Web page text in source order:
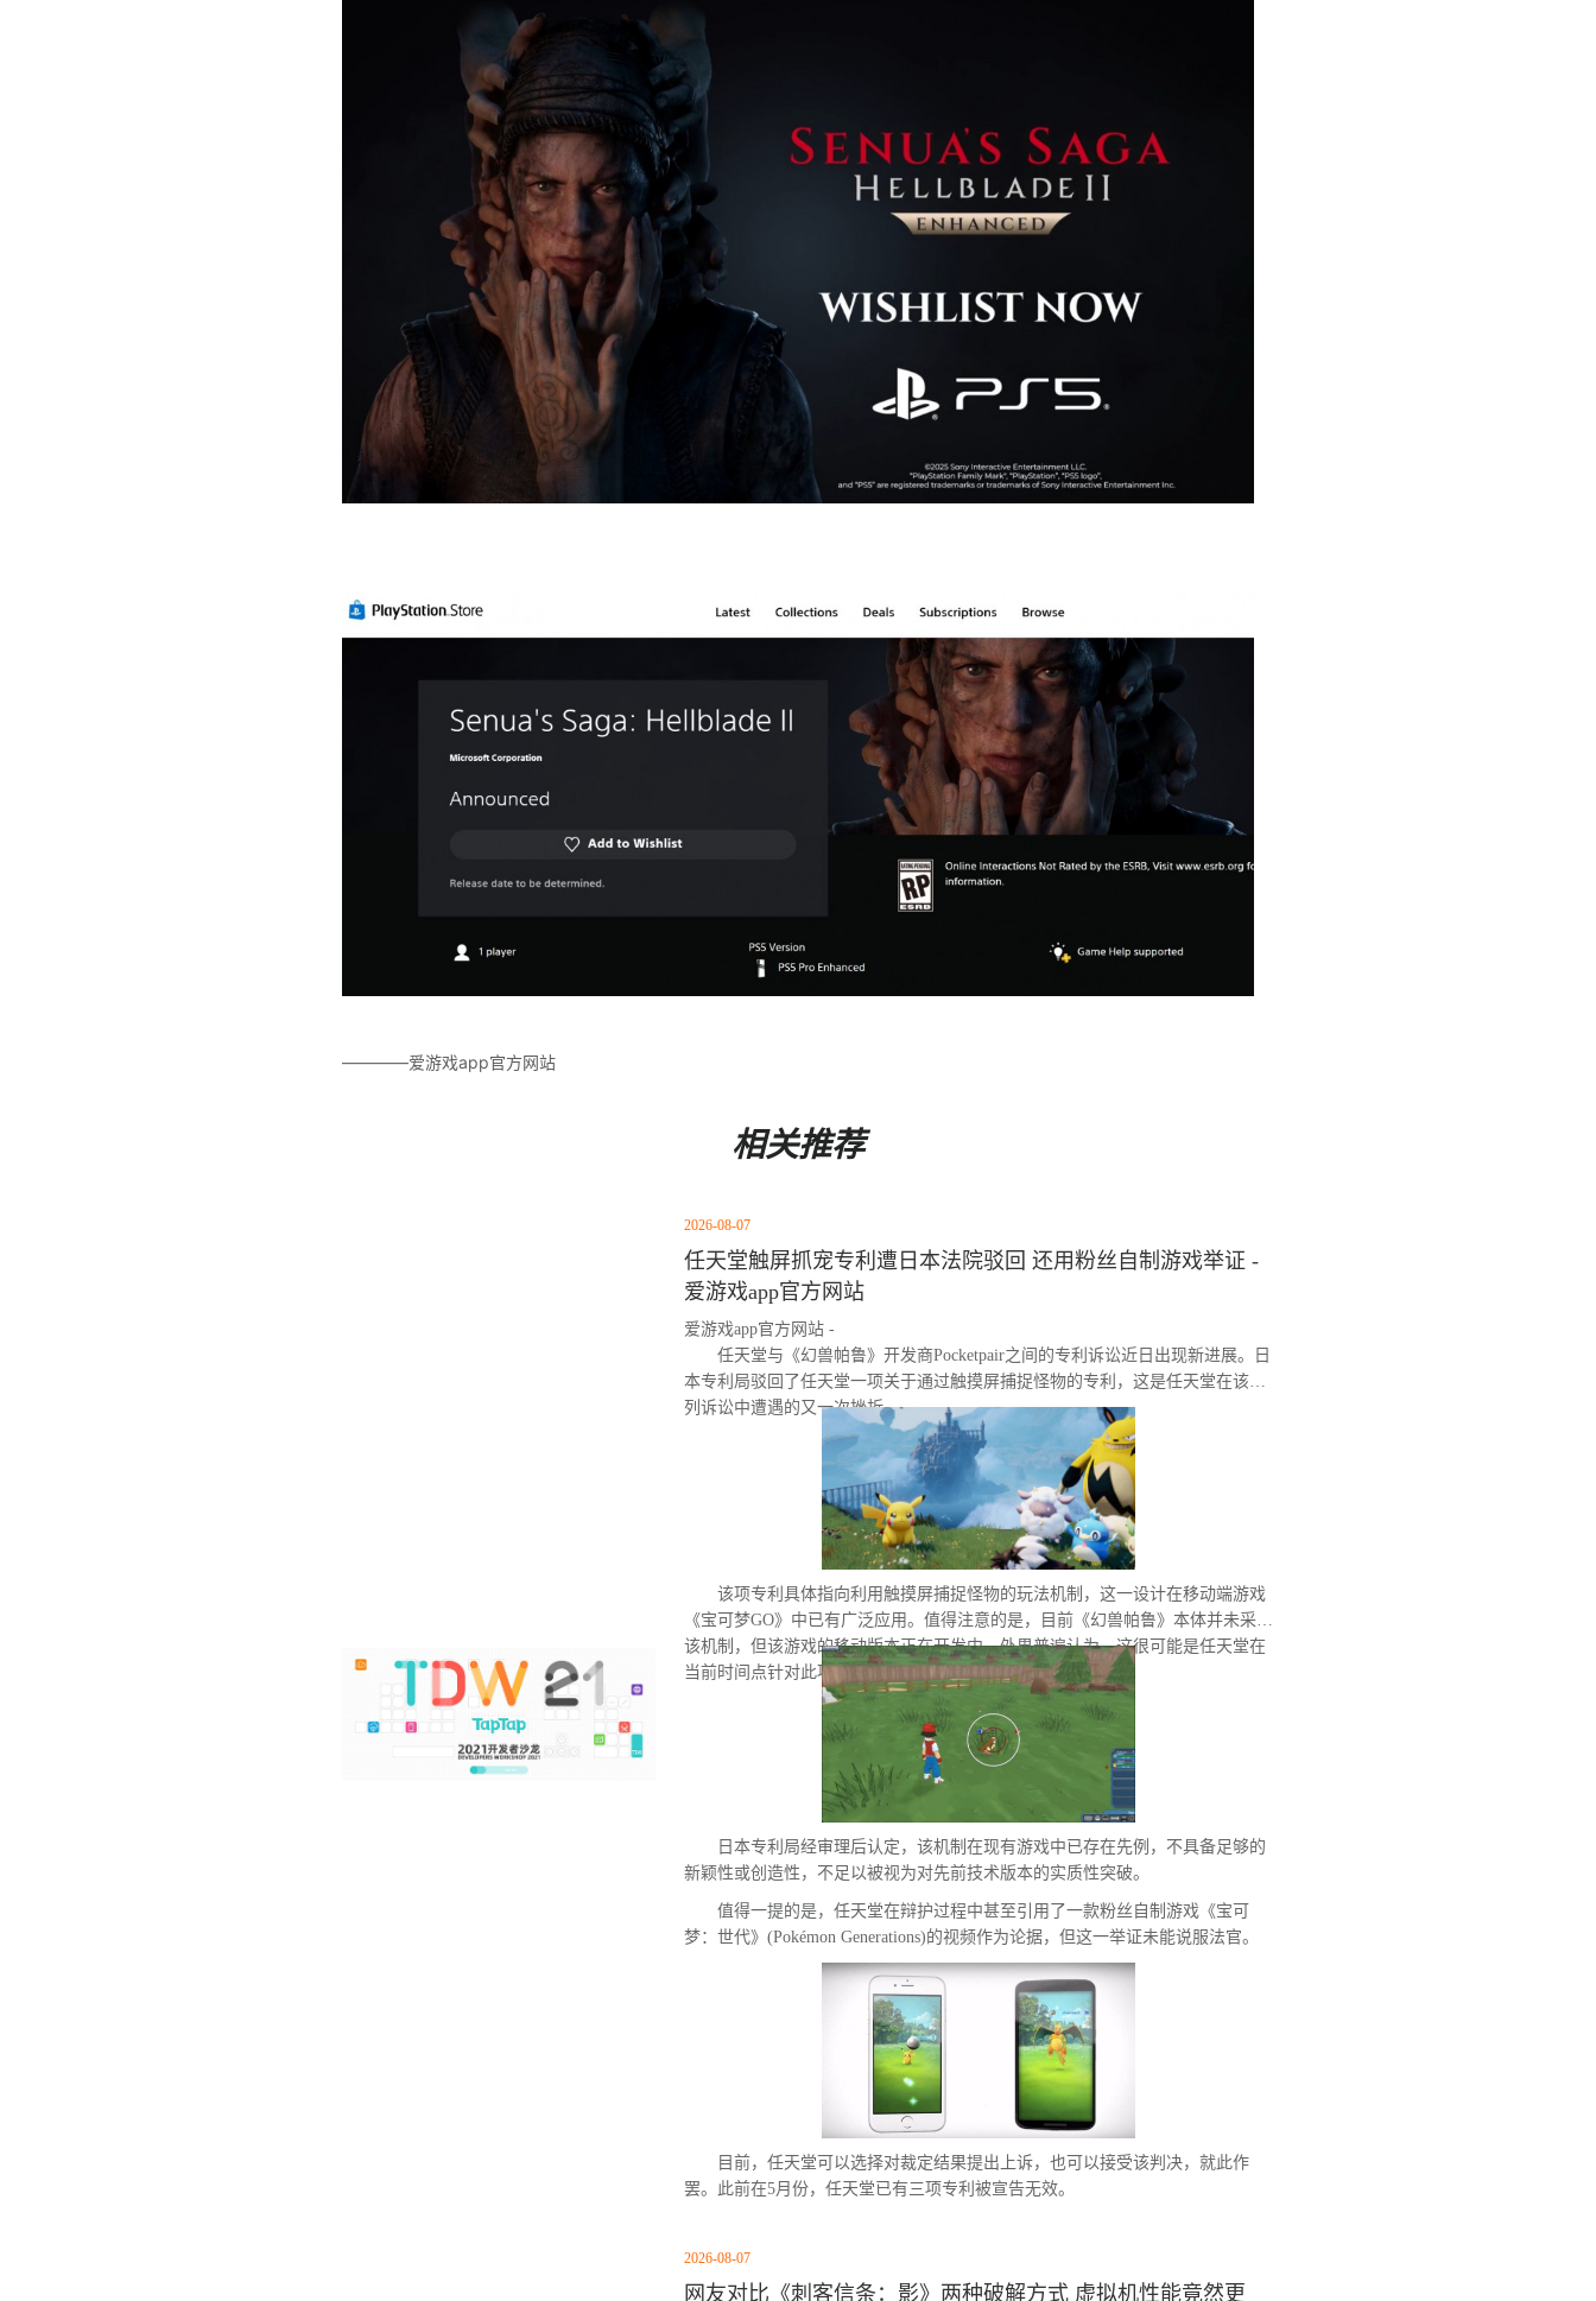
————爱游戏app官方网站
相关推荐
2026-08-07
任天堂触屏抓宠专利遭日本法院驳回 还用粉丝自制游戏举证 -
爱游戏app官方网站
爱游戏app官方网站 -
任天堂与《幻兽帕鲁》开发商Pocketpair之间的专利诉讼近日出现新进展。日
本专利局驳回了任天堂一项关于通过触摸屏捕捉怪物的专利，这是任天堂在该系
列诉讼中遭遇的又一次挫折。
该项专利具体指向利用触摸屏捕捉怪物的玩法机制，这一设计在移动端游戏
《宝可梦GO》中已有广泛应用。值得注意的是，目前《幻兽帕鲁》本体并未采用
该机制，但该游戏的移动版本正在开发中。外界普遍认为，这很可能是任天堂在
当前时间点针对此项专利发起诉讼的直接原因。
日本专利局经审理后认定，该机制在现有游戏中已存在先例，不具备足够的
新颖性或创造性，不足以被视为对先前技术版本的实质性突破。
值得一提的是，任天堂在辩护过程中甚至引用了一款粉丝自制游戏《宝可
梦：世代》(Pokémon Generations)的视频作为论据，但这一举证未能说服法官。
目前，任天堂可以选择对裁定结果提出上诉，也可以接受该判决，就此作
罢。此前在5月份，任天堂已有三项专利被宣告无效。
2026-08-07
网友对比《刺客信条：影》两种破解方式 虚拟机性能竟然更